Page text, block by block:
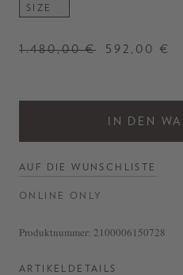
SIZE
1.480,00 € 592,00 €
IN DEN
AUF DIE WUNSCHLISTE
ONLINE ONLY
Produktnummer: 2100006150728
ARTIKELDETAILS